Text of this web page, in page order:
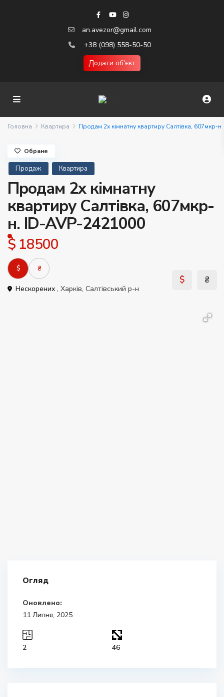
an.avezor@gmail.com
+38 (098) 558-50-50
Додати об'єкт
Головна Квартира Продам 2х кімнатну квартиру Салтівка, 607мкр-н
Продаж Квартира
Продам 2х кімнатну
квартиру Салтівка, 607мкр-
н. ID-AVP-2421000
$ 18500
$ ₴
Нескорених , Харків, Салтівський р-н
Обране
Огляд
Оновлено:
11 Липня, 2025
2 46
$ ₴